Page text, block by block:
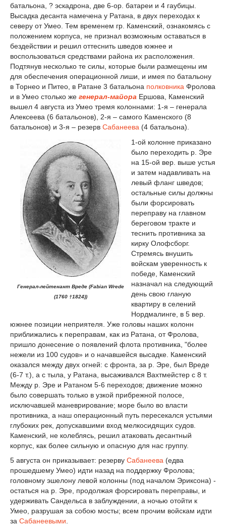
батальона, ? эскадрона, две 6-ор. батареи и 4 гаубицы.
Высадка десанта на­мечена у Ратана, в двух переходах к
северу от Умео. Тем временем гр. Каменский, ознакомясь с
положением корпуса, не признал возможным оставаться в
бездействии и решил оттеснить шведов южнее и
воспользоваться средствами района их расположения.
Подтянув несколько те силы, которые были размещены им
для обеспечения операционной лиши, и имея по батальону
в Торнео и Питео, в Ратане 3 батальона полковника Фролова
и в Умео столько же генерал-майора Ершова, Каменский
вышел 4 августа из Умео тремя ко­лоннами: 1-я – генерала
Алексеева (6 батальонов), 2-я – самого Каменского (8
батальонов) и 3-я – резерв Са­банеева (4 батальона).
Генерал-лейтенант Вреде (Fabian Wrede
(1760 †1824))
1-ой колонне приказано
было пе­реходить р. Эре
на 15-ой вер. выше устья
и затем надавливать на
левый фланг шведов;
остальные силы должны
были форсировать
переправу на главном
бе­реговом тракте и
теснить противника за
кирку Олофсборг.
Стремясь внушить
войскам уверенность к
победе, Каменский
назначал на следующий
день свою гланую
квартиру в селений
Нордмалинге, в 5 вер.
южнее позиции неприятеля. Уже головы на­ших колонн
приближались к переправам, как из Ратана, от Фролова,
пришло доне­сение о появлений флота противника, "более
неже­ли из 100 судов» и о начавшейся высадке. Каменский
оказался между двух огней: с фрон­та, за р. Эре, был Вреде
(6-7 т.), а с тыла, у Ратана, высаживался Вахтмейстер с 8 т.
Ме­жду р. Эре и Ратаном 5-6 переходов; движение можно
было совершать только в узкой прибрежной полосе,
исключавшей маневрирование; море было во власти
противника, а наш операционный путь пересекался устьями
глубоких рек, допу­скавшими вход мелкосидящих судов.
Каменский, не колеблясь, решил атаковать десантный
корпус, как более сильную и опасную для нас группу.
5 августа он приказывает: резерву Сабанеева (едва
прошедшему Умео) идти назад на под­держку Фролова;
головному эшелону левой ко­лонны (под началом Эриксона) -
остаться на р. Эре, продолжая форсировать переправы, и
удержи­вать Сандельса в заблуждении, а ночью отой­ти к
Умео, разрушая за собою мосты; всем прочим войскам идти
за Сабанеевыми.